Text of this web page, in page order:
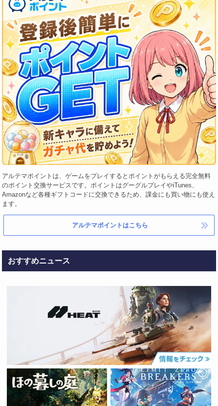
アルテマポイントは、ゲームをプレイするとポイントがもらえる完全無料
のポイント交換サービスです。ポイントはグーグルプレイやiTunes、
Amazonなど各種ギフトコードに交換できるため、課金にも買い物にも使え
ます。
アルテマポイントはこちら
おすすめニュース